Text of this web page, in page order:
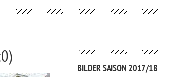
BILDER SAISON 2017/18